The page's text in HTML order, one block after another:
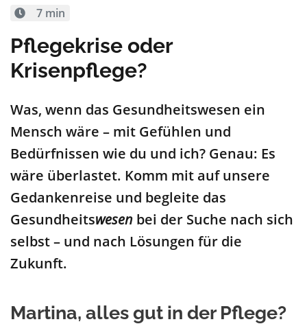
7 min
Pflegekrise oder
Krisenpflege?
Was, wenn das Gesundheitswesen ein
Mensch wäre – mit Gefühlen und
Bedürfnissen wie du und ich? Genau: Es
wäre überlastet. Komm mit auf unsere
Gedankenreise und begleite das
Gesundheitswesen bei der Suche nach sich
selbst – und nach Lösungen für die
Zukunft.
Martina, alles gut in der Pflege?